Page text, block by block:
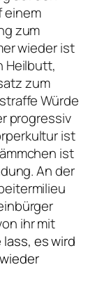
einem
zum
wieder ist
Heilbutt,
zum
Würde
progressiv
ist
ist
An der
ihr mit
lass, es wird